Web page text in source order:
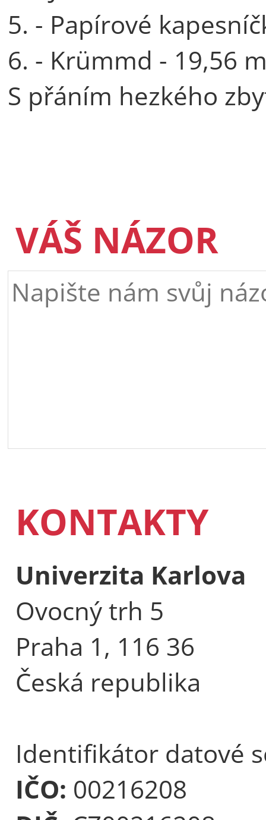
5. - Papírové
6. - Krümmd - 19,56
S přáním hezkého
VÁŠ NÁZOR
KONTAKTY
Univerzita Karlova
Ovocný trh 5
Praha 1, 116 36
Česká republika
Identifikátor datové
IČO: 00216208